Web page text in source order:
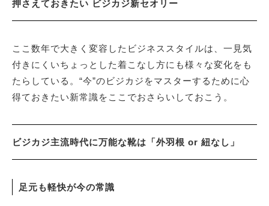
押さえておきたい ビジカジ新セオリー
ここ数年で大きく変容したビジネススタイルは、一見気
付きにくいちょっとした着こなし方にも様々な変化をも
たらしている。“今”のビジカジをマスターするために心
得ておきたい新常識をここでおさらいしておこう。
ビジカジ主流時代に万能な靴は「外羽根 or 紐なし」
足元も軽快が今の常識
サイトマップ